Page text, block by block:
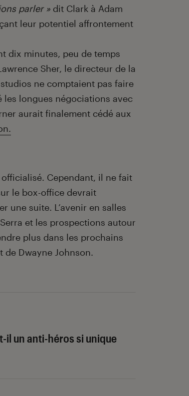
parler » dit Clark à Adam
leur potentiel affrontement
dix minutes, peu de temps
Sher, le directeur de la
ne comptaient pas faire
les longues négociations avec
aurait finalement cédé aux
officialisé. Cependant, il ne fait
le box-office devrait
une suite. L’avenir en salles
et les prospections autour
plus dans les prochains
de Dwayne Johnson.
il un anti-héros si unique